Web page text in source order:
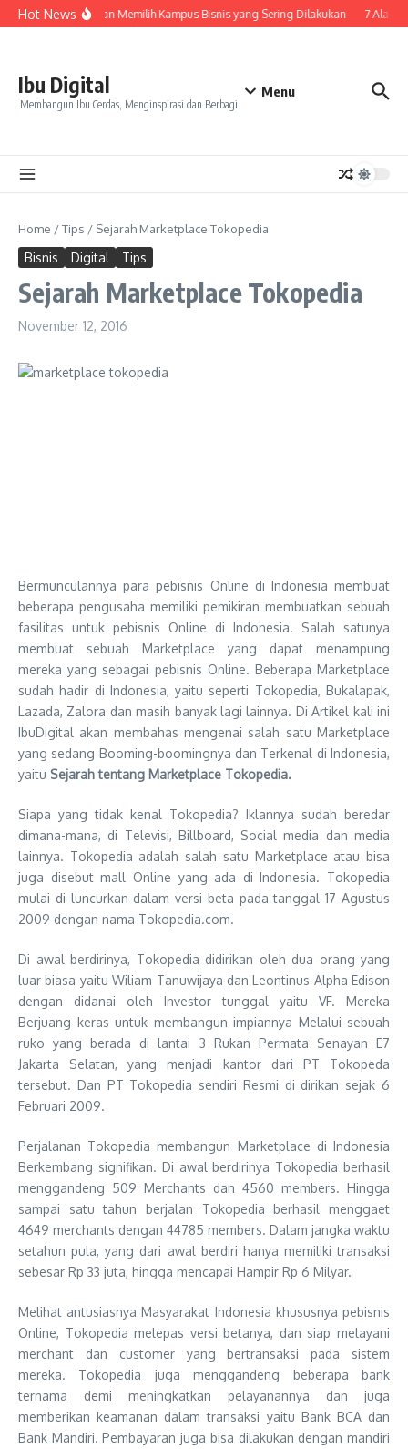
Skip to content
Hot News7 Kesalahan Memilih Kampus Bisnis yang Sering Dilakukan 7
Ibu Digital
Membangun Ibu Cerdas, Menginspirasi dan Berbagi
Menu
Home /Tips / Sejarah Marketplace Tokopedia
Bisnis Digital Tips
Sejarah Marketplace Tokopedia
November 12, 2016
Bermunculannya para pebisnis Online di Indonesia membuat
beberapa pengusaha memiliki pemikiran membuatkan sebuah
fasilitas untuk pebisnis Online di Indonesia. Salah satunya
membuat sebuah Marketplace yang dapat menampung
mereka yang sebagai pebisnis Online. Beberapa Marketplace
sudah hadir di Indonesia, yaitu seperti Tokopedia, Bukalapak,
Lazada, Zalora dan masih banyak lagi lainnya. Di Artikel kali ini
IbuDigital akan membahas mengenai salah satu Marketplace
yang sedang Booming-boomingnya dan Terkenal di Indonesia,
yaitu Sejarah tentang Marketplace Tokopedia.
Siapa yang tidak kenal Tokopedia? Iklannya sudah beredar
dimana-mana, di Televisi, Billboard, Social media dan media
lainnya. Tokopedia adalah salah satu Marketplace atau bisa
juga disebut mall Online yang ada di Indonesia. Tokopedia
mulai di luncurkan dalam versi beta pada tanggal 17 Agustus
2009 dengan nama Tokopedia.com.
Di awal berdirinya, Tokopedia didirikan oleh dua orang yang
luar biasa yaitu Wiliam Tanuwijaya dan Leontinus Alpha Edison
dengan didanai oleh Investor tunggal yaitu VF. Mereka
Berjuang keras untuk membangun impiannya Melalui sebuah
ruko yang berada di lantai 3 Rukan Permata Senayan E7
Jakarta Selatan, yang menjadi kantor dari PT Tokopeda
tersebut. Dan PT Tokopedia sendiri Resmi di dirikan sejak 6
Februari 2009.
Perjalanan Tokopedia membangun Marketplace di Indonesia
Berkembang signifikan. Di awal berdirinya Tokopedia berhasil
menggandeng 509 Merchants dan 4560 members. Hingga
sampai satu tahun berjalan Tokopedia berhasil menggaet
4649 merchants dengan 44785 members. Dalam jangka waktu
setahun pula, yang dari awal berdiri hanya memiliki transaksi
sebesar Rp 33 juta, hingga mencapai Hampir Rp 6 Milyar.
Melihat antusiasnya Masyarakat Indonesia khususnya pebisnis
Online, Tokopedia melepas versi betanya, dan siap melayani
merchant dan customer yang bertransaksi pada sistem
mereka. Tokopedia juga menggandeng beberapa bank
ternama demi meningkatkan pelayanannya dan juga
memberikan keamanan dalam transaksi yaitu Bank BCA dan
Bank Mandiri. Pembayaran juga bisa dilakukan dengan mandiri